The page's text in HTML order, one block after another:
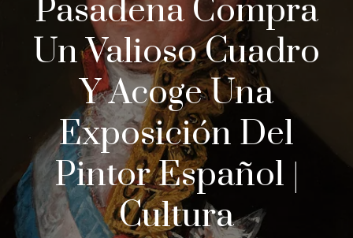
Pasadena Compra
Un Valioso Cuadro
Y Acoge Una
Exposición Del
Pintor Español |
Cultura